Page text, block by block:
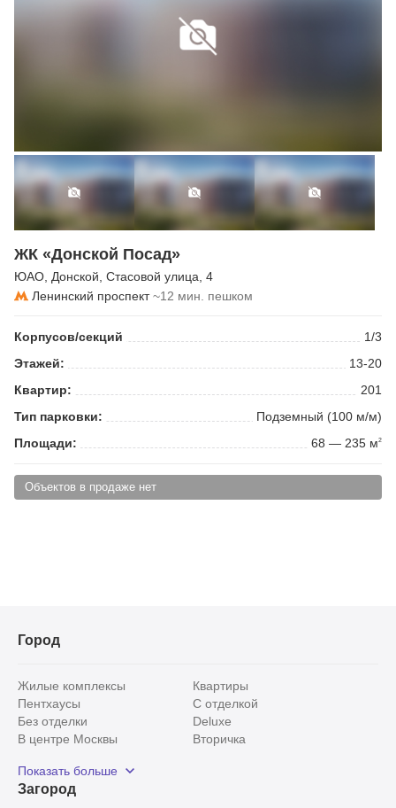
ЖК «Донской Посад»
ЮАО Донской Стасовой улица , 4
Ленинский проспект~12 мин. пешком
Корпусов/секций
1/3
Этажей:
13-20
Квартир:
201
Тип парковки:
Подземный (100 м/м)
Площади:
68 — 235 м2
Объектов в продаже нет
Город
Жилые комплексы
Квартиры
Пентхаусы
С отделкой
Без отделки
Deluxe
В центре Москвы
Вторичка
Рядом с парком
С панорамными окнами
Показать больше
Загород